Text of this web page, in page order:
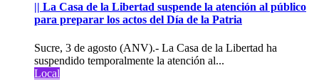
|| La Casa de la Libertad suspende la atención al público
para preparar los actos del Día de la Patria
Sucre, 3 de agosto (ANV).- La Casa de la Libertad ha
suspendido temporalmente la atención al...
Local